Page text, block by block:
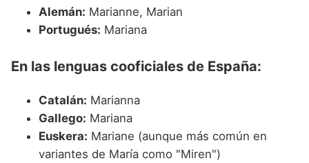
Alemán: Marianne, Marian
Portugués: Mariana
En las lenguas cooficiales de España:
Catalán: Marianna
Gallego: Mariana
Euskera: Mariane (aunque más común en
variantes de María como "Miren")